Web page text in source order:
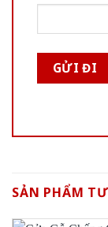
SẢN PHẨM